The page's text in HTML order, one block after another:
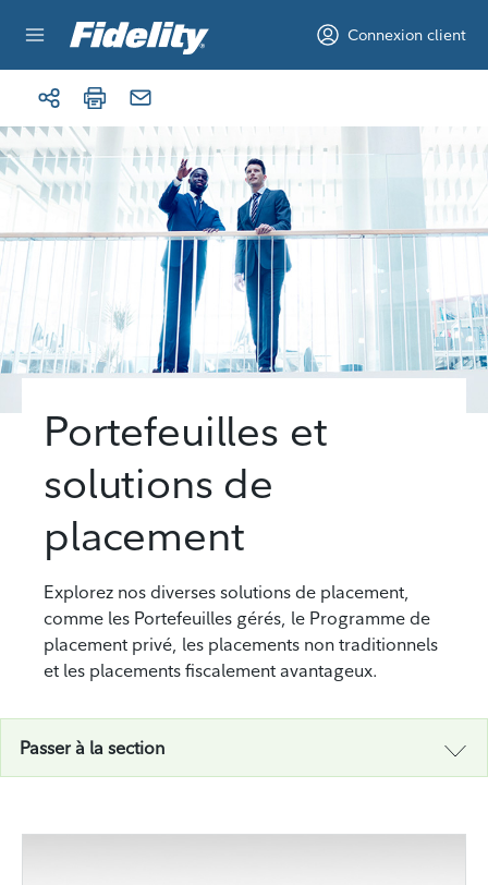
Connexion client
Portefeuilles et
solutions de
placement
Explorez nos diverses solutions de placement,
comme les Portefeuilles gérés, le Programme de
placement privé, les placements non traditionnels
et les placements fiscalement avantageux.
Passer à la section